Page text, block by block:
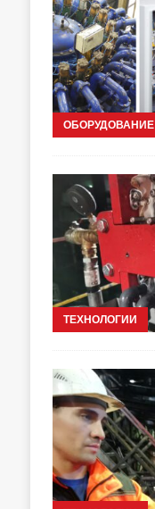
ОБОРУДОВАНИЕ
ТЕХНОЛОГИИ